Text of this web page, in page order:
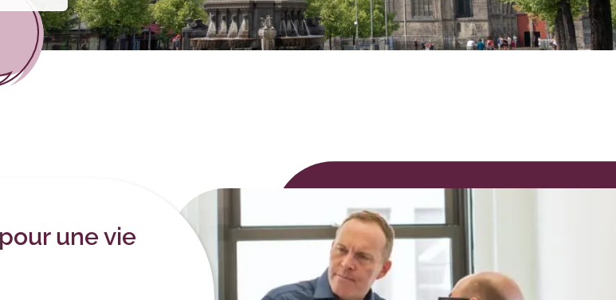
une vie